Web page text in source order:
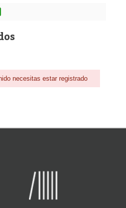
necesitas estar registrado